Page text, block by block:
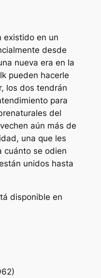
existido en un
desde
nueva era en la
pueden hacerle
los dos tendrán
para
del
aún más de
una que les
cuánto se odien
unidos hasta
disponible en